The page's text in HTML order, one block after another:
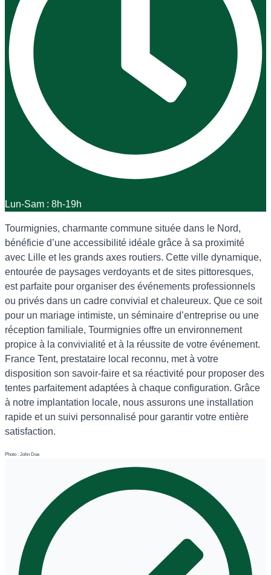
Lun-Sam : 8h-19h
Tourmignies, charmante commune située dans le Nord,
bénéficie d’une accessibilité idéale grâce à sa proximité
avec Lille et les grands axes routiers. Cette ville dynamique,
entourée de paysages verdoyants et de sites pittoresques,
est parfaite pour organiser des événements professionnels
ou privés dans un cadre convivial et chaleureux. Que ce soit
pour un mariage intimiste, un séminaire d’entreprise ou une
réception familiale, Tourmignies offre un environnement
propice à la convivialité et à la réussite de votre événement.
France Tent, prestataire local reconnu, met à votre
disposition son savoir-faire et sa réactivité pour proposer des
tentes parfaitement adaptées à chaque configuration. Grâce
à notre implantation locale, nous assurons une installation
rapide et un suivi personnalisé pour garantir votre entière
satisfaction.
Photo : John Doe